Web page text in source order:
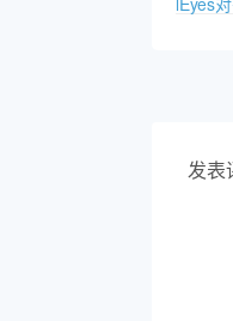
发表